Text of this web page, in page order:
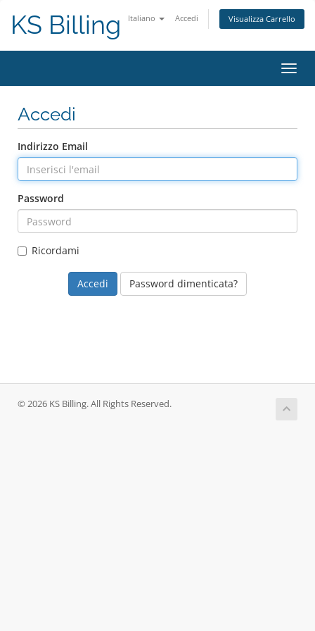
Italiano Accedi Visualizza Carrello
KS Billing
Attiva
Accedi
Indirizzo Email
Password
Ricordami
Password dimenticata?
© 2026 KS Billing. All Rights Reserved.